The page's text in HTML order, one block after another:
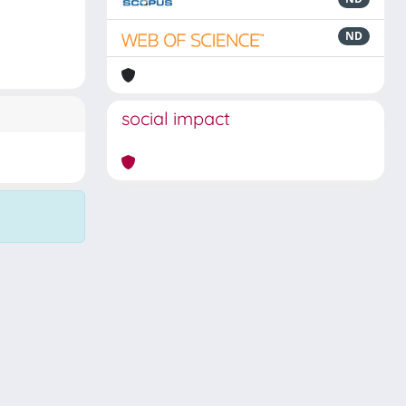
ND
social impact